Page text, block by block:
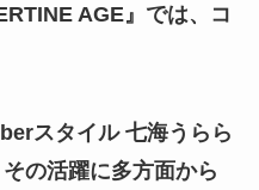
AGE』では、コ
スタイル 七海うらら
の活躍に多方面から